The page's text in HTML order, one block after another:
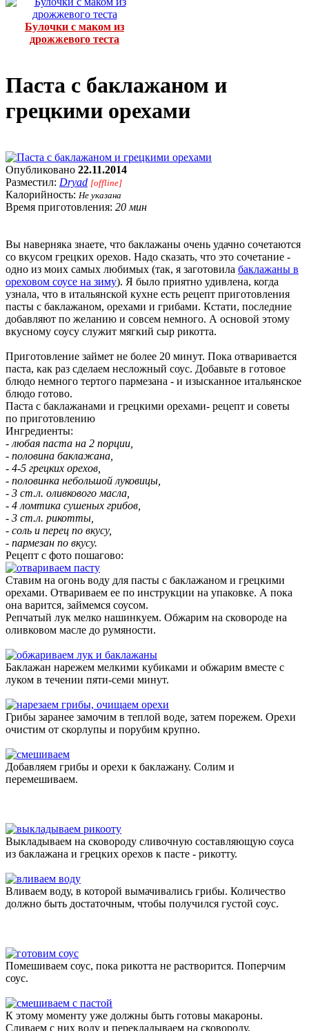
Булочки с маком из
дрожжевого теста
Паста с баклажаном и
грецкими орехами
Опубликовано 22.11.2014
Разместил: Dryad [offline]
Калорийность: Не указана
Время приготовления: 20 мин
Вы наверняка знаете, что баклажаны очень удачно сочетаются
со вкусом грецких орехов. Надо сказать, что это сочетание -
одно из моих самых любимых (так, я заготовила баклажаны в
ореховом соусе на зиму). Я было приятно удивлена, когда
узнала, что в итальянской кухне есть рецепт приготовления
пасты с баклажаном, орехами и грибами. Кстати, последние
добавляют по желанию и совсем немного. А основой этому
вкусному соусу служит мягкий сыр рикотта.
Приготовление займет не более 20 минут. Пока отваривается
паста, как раз сделаем несложный соус. Добавьте в готовое
блюдо немного тертого пармезана - и изысканное итальянское
блюдо готово.
Паста с баклажанами и грецкими орехами- рецепт и советы
по приготовлению
Ингредиенты:
- любая паста на 2 порции,
- половина баклажана,
- 4-5 грецких орехов,
- половинка небольшой луковицы,
- 3 ст.л. оливкового масла,
- 4 ломтика сушеных грибов,
- 3 ст.л. рикотты,
- соль и перец по вкусу,
- пармезан по вкусу.
Рецепт с фото пошагово:
Ставим на огонь воду для пасты с баклажаном и грецкими
орехами. Отвариваем ее по инструкции на упаковке. А пока
она варится, займемся соусом.
Репчатый лук мелко нашинкуем. Обжарим на сковороде на
оливковом масле до румяности.
Баклажан нарежем мелкими кубиками и обжарим вместе с
луком в течении пяти-семи минут.
Грибы заранее замочим в теплой воде, затем порежем. Орехи
очистим от скорлупы и порубим крупно.
Добавляем грибы и орехи к баклажану. Солим и
перемешиваем.
Выкладываем на сковороду сливочную составляющую соуса
из баклажана и грецких орехов к пасте - рикотту.
Вливаем воду, в которой вымачивались грибы. Количество
должно быть достаточным, чтобы получился густой соус.
Помешиваем соус, пока рикотта не растворится. Поперчим
соус.
К этому моменту уже должны быть готовы макароны.
Сливаем с них воду и перекладываем на сковороду.